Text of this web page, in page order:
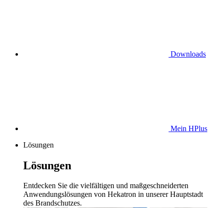
Downloads
Mein HPlus
Lösungen
Lösungen
Entdecken Sie die vielfältigen und maßgeschneiderten
Anwendungslösungen von Hekatron in unserer Hauptstadt
des Brandschutzes.